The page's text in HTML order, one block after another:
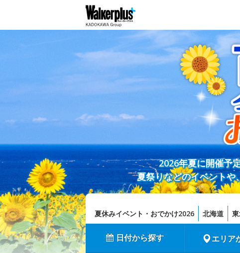
2026年夏に開催予
夏祭りなどのイベントや
夏休みイベント・おでかけ2026 北海道
日付から探す エリア